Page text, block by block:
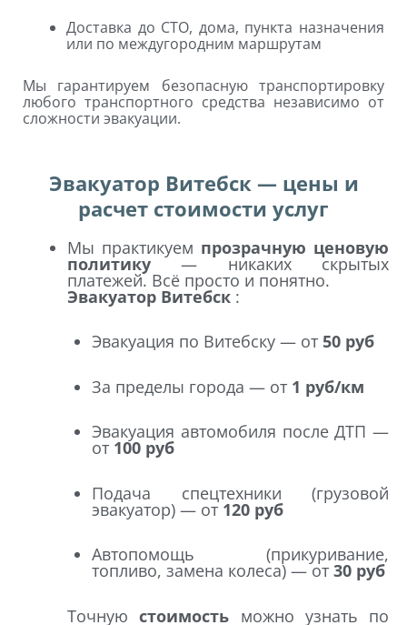
Доставка до СТО, дома, пункта назначения
или по междугородним маршрутам
Мы гарантируем безопасную транспортировку
любого транспортного средства независимо от
сложности эвакуации.
Эвакуатор Витебск — цены и
расчет стоимости услуг
Мы практикуем прозрачную ценовую
политику — никаких скрытых
платежей. Всё просто и понятно.
Эвакуатор Витебск :
Эвакуация по Витебску — от 50 руб
За пределы города — от 1 руб/км
Эвакуация автомобиля после ДТП —
от 100 руб
Подача спецтехники (грузовой
эвакуатор) — от 120 руб
Автопомощь (прикуривание,
топливо, замена колеса) — от 30 руб
Точнуюстоимость можно узнать по